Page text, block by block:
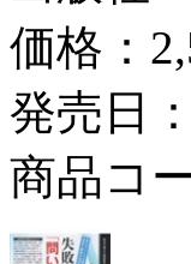
価格：
発売日
商品コ